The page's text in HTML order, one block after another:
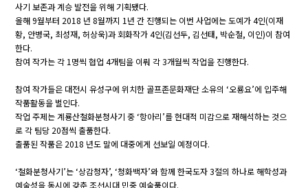
사기 보존과 계승 발전을 위해 기획됐다.
올해 9월부터 2018 년 8월까지 1년 간 진행되는 이번 사업에는 도예가 4인(이재
황, 안병국, 최성재, 허상욱)과 회화작가 4인(김선두, 김선태, 박순철, 이인)이 참여
한다.
참여 작가는 각 1명씩 협업 4개팀을 이뤄 각 3개월씩 작업을 진행한다.
참여 작가들은 대전시 유성구에 위치한 골프존문화재단 소유의 ‘오룡요’에 입주해
작품활동을 벌인다.
작업 주제는 계룡산철화분청사기 중 ‘항아리’를 현대적 미감으로 재해석하는 것으
로 각 팀당 20점씩 출품한다.
출품된 작품은 2018 년도 말에 대중에게 선보일 예정이다.
‘철화분청사기’는 ‘상감청자’, ‘청화백자’와 함께 한국도자 3절의 하나로 해학성과
예술성을 동시에 갖춘 조선시대 민중 예술품이다.